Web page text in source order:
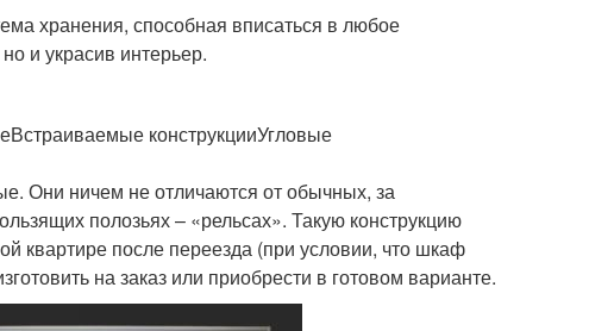
хранения, способная вписаться в любое
и украсив интерьер.
конструкцииУгловые
Они ничем не отличаются от обычных, за
полозьях – «рельсах». Такую конструкцию
квартире после переезда (при условии, что шкаф
на заказ или приобрести в готовом варианте.